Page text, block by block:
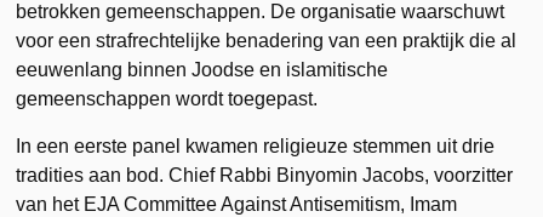
betrokken gemeenschappen. De organisatie waarschuwt
voor een strafrechtelijke benadering van een praktijk die al
eeuwenlang binnen Joodse en islamitische
gemeenschappen wordt toegepast.
In een eerste panel kwamen religieuze stemmen uit drie
tradities aan bod. Chief Rabbi Binyomin Jacobs, voorzitter
van het EJA Committee Against Antisemitism, Imam